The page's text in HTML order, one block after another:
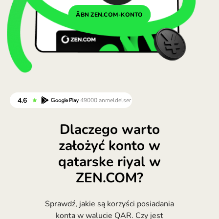
Portugal (Português)
România (Română)
Slovensko (Slovenčina)
Türkiye (Türkçe)
Singapore (English)
United Kingdom (English)
International (English)
ÅBN ZEN.COM-KONTO
Dlaczego warto
założyć konto w
qatarske riyal w
ZEN.COM?
Sprawdź, jakie są korzyści posiadania
konta w walucie QAR. Czy jest